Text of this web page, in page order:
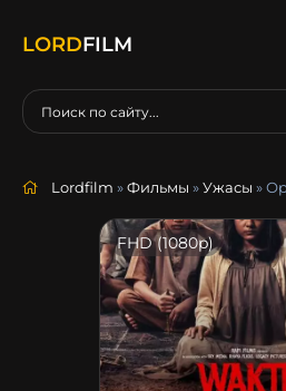
LORDFILM
Lordfilm »Фильмы »Ужасы »
FHD (1080p)